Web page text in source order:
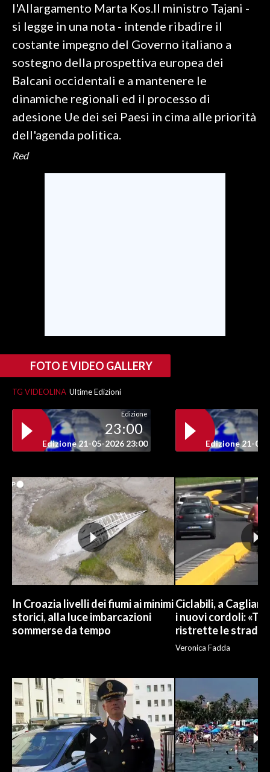
SARDI NEL MONDO
NOTIZIE
EVENTI
3 MINUTI CON
INSULARITÀ
INFO AZIENDE
l'Allargamento Marta Kos.Il ministro Tajani -
si legge in una nota - intende ribadire il
costante impegno del Governo italiano a
sostegno della prospettiva europea dei
Balcani occidentali e a mantenere le
dinamiche regionali ed il processo di
adesione Ue dei sei Paesi in cima alle priorità
dell'agenda politica.
Red
FOTO E VIDEO GALLERY
TG VIDEOLINA Ultime Edizioni
Edizione
23:00
Edizione 21-05-2026 23:00 Edizione 21-05-
In Croazia livelli dei fiumi ai minimi
storici, alla luce imbarcazioni
sommerse da tempo
Ciclabili, a Cagliari
i nuovi cordoli:
ristrette le strade»
Veronica Fadda